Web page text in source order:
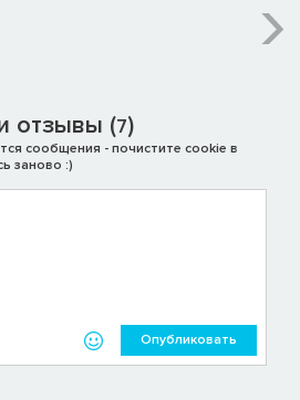
отзывы (7)
сообщения - почистите cookie в
заново :)
Опубликовать